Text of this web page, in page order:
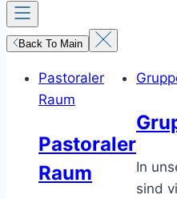
Back To Main
Pastoraler
Raum
Pastoraler
Raum
In
sind